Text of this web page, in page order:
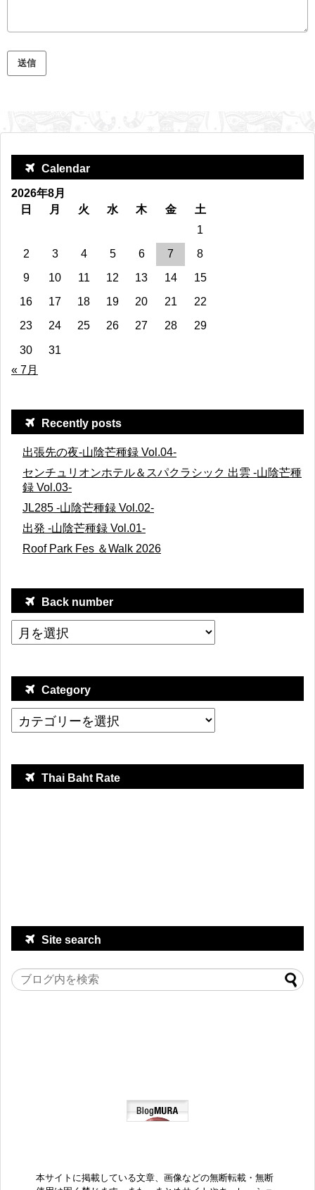
Calendar
2026年8月
日
月 火 水 木 金
土
1
2
3 4 5 6 7
8
9
10 11 12 13 14
15
16
17 18 19 20 21
22
23
24 25 26 27 28 29
30
31
« 7月
Recently posts
出張先の夜-山陰芒種録 Vol.04-
センチュリオンホテル＆スパクラシック 出雲 -山陰芒種
録 Vol.03-
JL285 -山陰芒種録 Vol.02-
出発 -山陰芒種録 Vol.01-
Roof Park Fes ＆Walk 2026
Back number
Category
Thai Baht Rate
Site search
本サイトに掲載している文章、画像などの無断転載・無断